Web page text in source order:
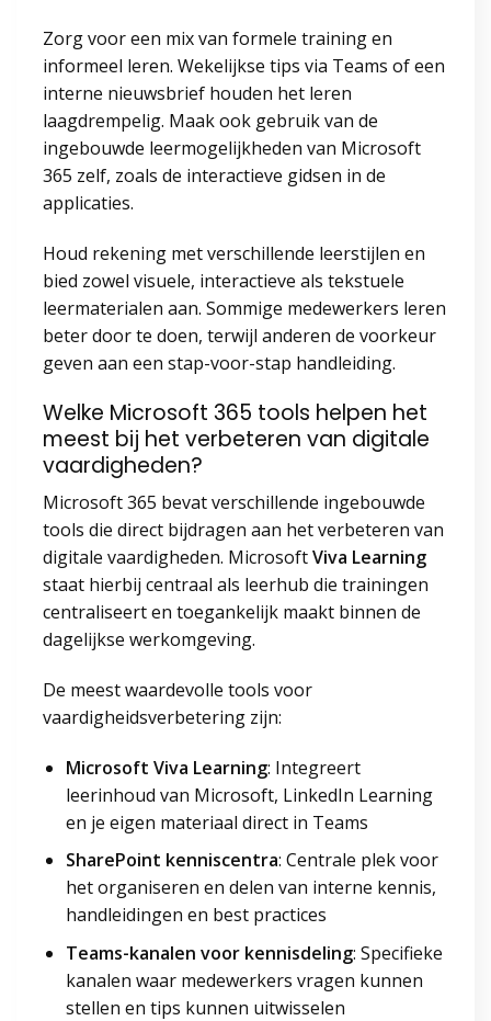
Zorg voor een mix van formele training en
informeel leren. Wekelijkse tips via Teams of een
interne nieuwsbrief houden het leren
laagdrempelig. Maak ook gebruik van de
ingebouwde leermogelijkheden van Microsoft
365 zelf, zoals de interactieve gidsen in de
applicaties.
Houd rekening met verschillende leerstijlen en
bied zowel visuele, interactieve als tekstuele
leermaterialen aan. Sommige medewerkers leren
beter door te doen, terwijl anderen de voorkeur
geven aan een stap-voor-stap handleiding.
Welke Microsoft 365 tools helpen het
meest bij het verbeteren van digitale
vaardigheden?
Microsoft 365 bevat verschillende ingebouwde
tools die direct bijdragen aan het verbeteren van
digitale vaardigheden. MicrosoftViva Learning
staat hierbij centraal als leerhub die trainingen
centraliseert en toegankelijk maakt binnen de
dagelijkse werkomgeving.
De meest waardevolle tools voor
vaardigheidsverbetering zijn:
Microsoft Viva Learning: Integreert
leerinhoud van Microsoft, LinkedIn Learning
en je eigen materiaal direct in Teams
SharePoint kenniscentra: Centrale plek voor
het organiseren en delen van interne kennis,
handleidingen en best practices
Teams-kanalen voor kennisdeling: Specifieke
kanalen waar medewerkers vragen kunnen
stellen en tips kunnen uitwisselen